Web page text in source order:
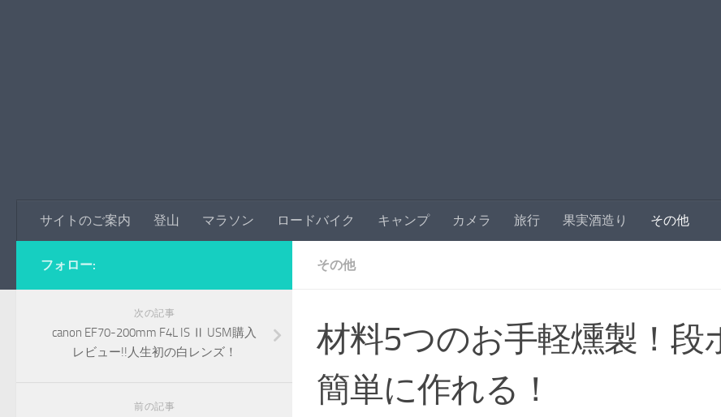
サイトのご案内 登山 マラソン ロードバイク キャンプ カメラ 旅行 果実酒造り その他
その他
材料5つのお手軽燻製！段
簡単に作れる！
フォロー:
次の記事
canon EF70-200mm F4L IS Ⅱ USM購入
レビュー!!人生初の白レンズ！
前の記事